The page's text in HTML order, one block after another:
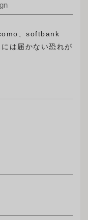
、softbank
は届かない恐れが